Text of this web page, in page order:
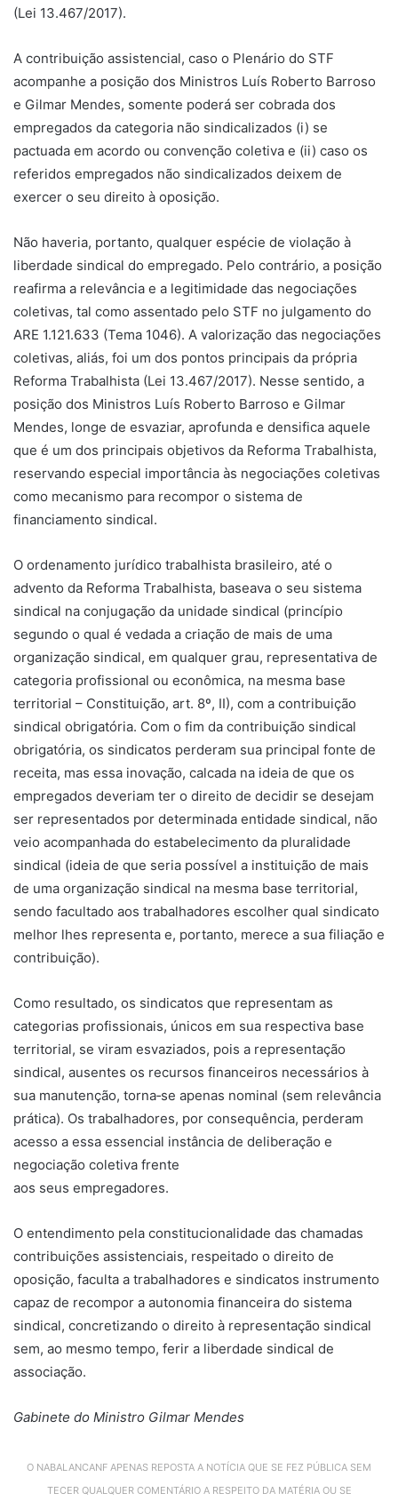
(Lei 13.467/2017).
A contribuição assistencial, caso o Plenário do STF
acompanhe a posição dos Ministros Luís Roberto Barroso
e Gilmar Mendes, somente poderá ser cobrada dos
empregados da categoria não sindicalizados (i) se
pactuada em acordo ou convenção coletiva e (ii) caso os
referidos empregados não sindicalizados deixem de
exercer o seu direito à oposição.
Não haveria, portanto, qualquer espécie de violação à
liberdade sindical do empregado. Pelo contrário, a posição
reafirma a relevância e a legitimidade das negociações
coletivas, tal como assentado pelo STF no julgamento do
ARE 1.121.633 (Tema 1046). A valorização das negociações
coletivas, aliás, foi um dos pontos principais da própria
Reforma Trabalhista (Lei 13.467/2017). Nesse sentido, a
posição dos Ministros Luís Roberto Barroso e Gilmar
Mendes, longe de esvaziar, aprofunda e densifica aquele
que é um dos principais objetivos da Reforma Trabalhista,
reservando especial importância às negociações coletivas
como mecanismo para recompor o sistema de
financiamento sindical.
O ordenamento jurídico trabalhista brasileiro, até o
advento da Reforma Trabalhista, baseava o seu sistema
sindical na conjugação da unidade sindical (princípio
segundo o qual é vedada a criação de mais de uma
organização sindical, em qualquer grau, representativa de
categoria profissional ou econômica, na mesma base
territorial – Constituição, art. 8º, II), com a contribuição
sindical obrigatória. Com o fim da contribuição sindical
obrigatória, os sindicatos perderam sua principal fonte de
receita, mas essa inovação, calcada na ideia de que os
empregados deveriam ter o direito de decidir se desejam
ser representados por determinada entidade sindical, não
veio acompanhada do estabelecimento da pluralidade
sindical (ideia de que seria possível a instituição de mais
de uma organização sindical na mesma base territorial,
sendo facultado aos trabalhadores escolher qual sindicato
melhor lhes representa e, portanto, merece a sua filiação e
contribuição).
Como resultado, os sindicatos que representam as
categorias profissionais, únicos em sua respectiva base
territorial, se viram esvaziados, pois a representação
sindical, ausentes os recursos financeiros necessários à
sua manutenção, torna‐se apenas nominal (sem relevância
prática). Os trabalhadores, por consequência, perderam
acesso a essa essencial instância de deliberação e
negociação coletiva frente
aos seus empregadores.
O entendimento pela constitucionalidade das chamadas
contribuições assistenciais, respeitado o direito de
oposição, faculta a trabalhadores e sindicatos instrumento
capaz de recompor a autonomia financeira do sistema
sindical, concretizando o direito à representação sindical
sem, ao mesmo tempo, ferir a liberdade sindical de
associação.
Gabinete do Ministro Gilmar Mendes
O NABALANCANF APENAS REPOSTA A NOTÍCIA QUE SE FEZ PÚBLICA SEM
TECER QUALQUER COMENTÁRIO A RESPEITO DA MATÉRIA OU SE